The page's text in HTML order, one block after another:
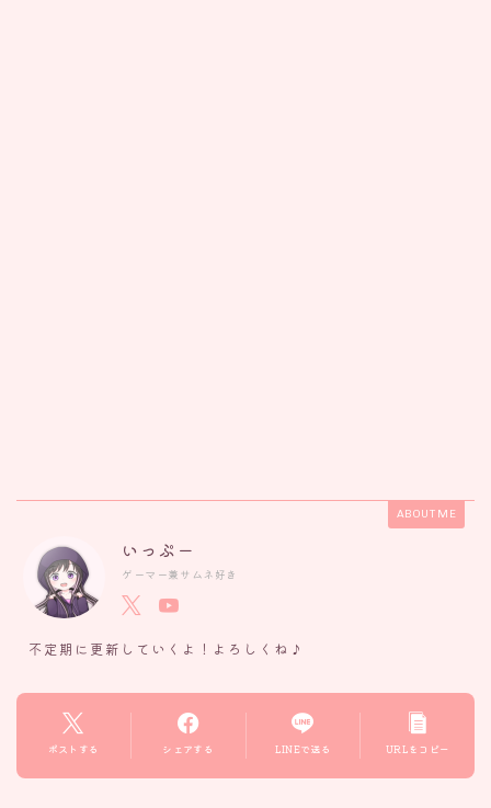
ABOUT ME
いっぷー
ゲーマー兼サムネ好き
不定期に更新していくよ！よろしくね♪
ポストする シェアする LINEで送る URLをコピー